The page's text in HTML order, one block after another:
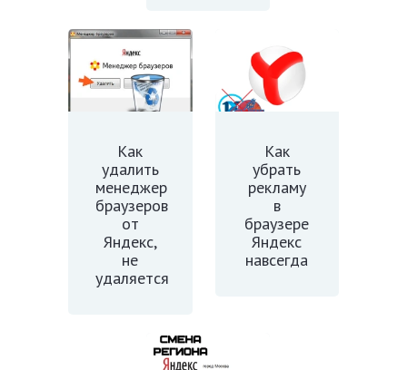
Как
удалить
менеджер
браузеров
от
Яндекс,
не
удаляется
Как
убрать
рекламу
в
браузере
Яндекс
навсегда